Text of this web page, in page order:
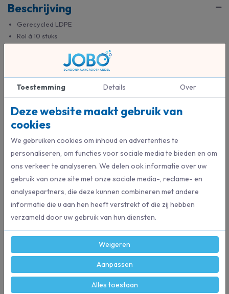
Beschrijving
Gerecycled LDPE
Rol à 10 stuks
Specificaties
Artikelnummer 120153
EAN 0871088301821
Kleur
Formaat 90 x 120 cm
Kwaliteit LDPE
T100
Toestemming Details Over
Deze website maakt gebruik van
cookies
We gebruiken cookies om inhoud en advertenties te
personaliseren, om functies voor sociale media te bieden en om
ons verkeer te analyseren. We delen ook informatie over uw
gebruik van onze site met onze sociale media-, reclame- en
analysepartners, die deze kunnen combineren met andere
informatie die u aan hen heeft verstrekt of die zij hebben
verzameld door uw gebruik van hun diensten.
Weigeren
Aanpassen
Alles toestaan